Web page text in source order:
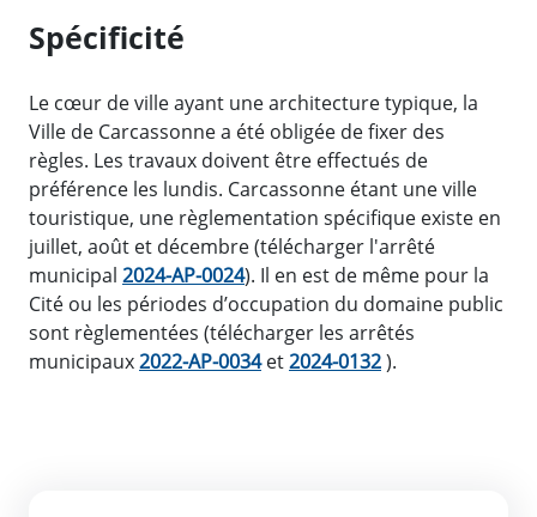
Spécificité
Le cœur de ville ayant une architecture typique, la
Ville de Carcassonne a été obligée de fixer des
règles. Les travaux doivent être effectués de
préférence les lundis. Carcassonne étant une ville
touristique, une règlementation spécifique existe en
juillet, août et décembre (télécharger l'arrêté
municipal 2024-AP-0024). Il en est de même pour la
Cité ou les périodes d’occupation du domaine public
sont règlementées (télécharger les arrêtés
municipaux2022-AP-0034et2024-0132).